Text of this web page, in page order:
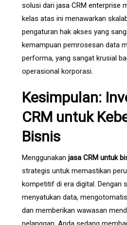
solusi dari jasa CRM enterprise
kelas atas ini menawarkan
pengaturan hak akses yang
kemampuan pemrosesan data
performa, yang sangat krusial
operasional korporasi.
Kesimpulan:
CRM untuk
Bisnis
Menggunakan jasa CRM untuk
strategis untuk memastikan
kompetitif di era digital. Dengan
menyatukan data,
dan memberikan wawasan